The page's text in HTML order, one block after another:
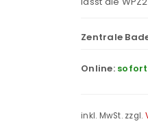
Zentrale
Online:
inkl. MwSt. zzgl.